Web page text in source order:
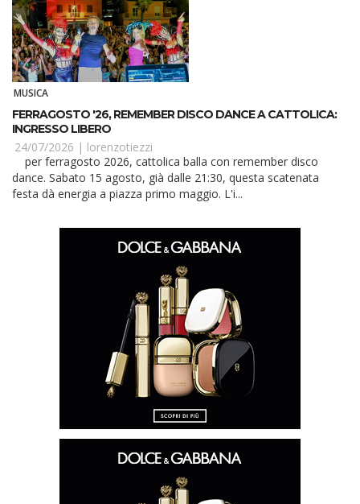
MUSICA
FERRAGOSTO '26, REMEMBER DISCO DANCE A CATTOLICA:
INGRESSO LIBERO
24/07/2026 | lorenzotiezzi
dance. Sabato 15 agosto, già dalle 21:30, questa scatenata
festa dà energia a piazza primo maggio. L'i...